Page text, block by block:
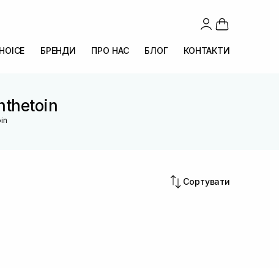
БРЕНДИ ПРО НАС БЛОГ КОНТАКТИ
Сортувати